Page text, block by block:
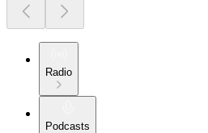
Radio
Podcasts